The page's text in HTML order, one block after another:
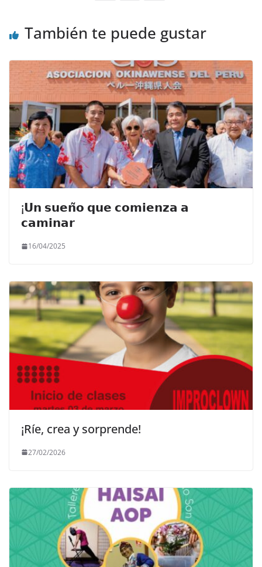
También te puede gustar
¡𝗨𝗻 𝘀𝘂𝗲𝗻̃𝗼 𝗾𝘂𝗲 𝗰𝗼𝗺𝗶𝗲𝗻𝘇𝗮 𝗮
𝗰𝗮𝗺𝗶𝗻𝗮𝗿
16/04/2025
¡Ríe, crea y sorprende!
27/02/2026